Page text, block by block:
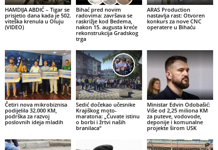
HAMDIJA ABDIĆ – Tigar se
prisjetio dana kada je 502.
viteška krenula u Oluju
(VIDEO)
Bihać pred novim
radovima: završava se
raskrižje kod Bedema,
nakon 15. augusta kreće
rekonstrukcija Gradskog
trga
ARAS Production
nastavlja rast: Otvoren
konkurs za nove CNC
operatere u Bihaću
Četiri nova mikrobiznisa
podijelila 32.000 KM,
podrška za razvoj
poslovnih ideja mladih
Sedić dočekao učesnike
Krajiškog moto-
maratona: „Čuvate istinu
o borbi i žrtvi naših
branilaca“
Ministar Edvin Odobašić:
Više od 2,25 miliona KM
za puteve, vodovode,
deponije i komunalne
projekte širom USK